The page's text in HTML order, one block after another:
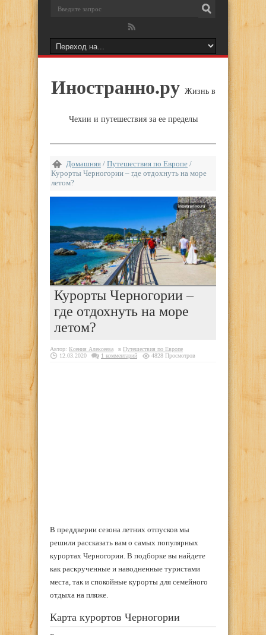
Иностранно.ру Жизнь в
Чехии и путешествия за ее пределы
Домашняя / Путешествия по Европе /
Курорты Черногории – где отдохнуть на море
летом?
Курорты Черногории –
где отдохнуть на море
летом?
Автор: Ксения Алексеева в Путешествия по Европе
12.03.2020
1 комментарий 4828 Просмотров
В преддверии сезона летних отпусков мы
решили рассказать вам о самых популярных
курортах Черногории. В подборке вы найдете
как раскрученные и наводненные туристами
места, так и спокойные курорты для семейного
отдыха на пляже.
Карта курортов Черногории